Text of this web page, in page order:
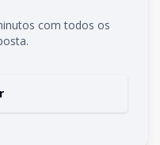
com todos os